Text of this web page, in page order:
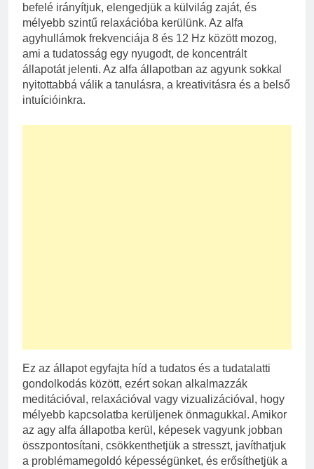
befelé irányítjuk, elengedjük a külvilág zaját, és
mélyebb szintű relaxációba kerülünk. Az alfa
agyhullámok frekvenciája 8 és 12 Hz között mozog,
ami a tudatosság egy nyugodt, de koncentrált
állapotát jelenti. Az alfa állapotban az agyunk sokkal
nyitottabbá válik a tanulásra, a kreativitásra és a belső
intuícióinkra.
Ez az állapot egyfajta híd a tudatos és a tudatalatti
gondolkodás között, ezért sokan alkalmazzák
meditációval, relaxációval vagy vizualizációval, hogy
mélyebb kapcsolatba kerüljenek önmagukkal. Amikor
az agy alfa állapotba kerül, képesek vagyunk jobban
összpontosítani, csökkenthetjük a stresszt, javíthatjuk
a problémamegoldó képességünket, és erősíthetjük a